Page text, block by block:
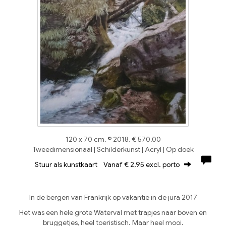
120 x 70 cm, © 2018, € 570,00
Tweedimensionaal | Schilderkunst | Acryl | Op doek
Stuur als kunstkaart Vanaf € 2,95 excl. porto
In de bergen van Frankrijk op vakantie in de jura 2017
Het was een hele grote Waterval met trapjes naar boven en
bruggetjes, heel toeristisch. Maar heel mooi.